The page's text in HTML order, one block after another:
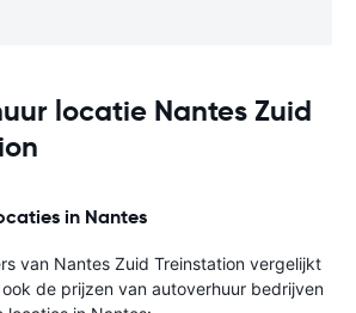
locatie Nantes Zuid
in Nantes
van Nantes Zuid Treinstation vergelijkt
ook de prijzen van autoverhuur bedrijven